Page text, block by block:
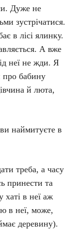
Дуже не
зустрічатися.
в лісі ялинку.
А вже
неї не жди. Я
про бабину
й люта,
наймитуєте в
треба, а часу
принести та
в неї аж
в неї, може,
деревину).